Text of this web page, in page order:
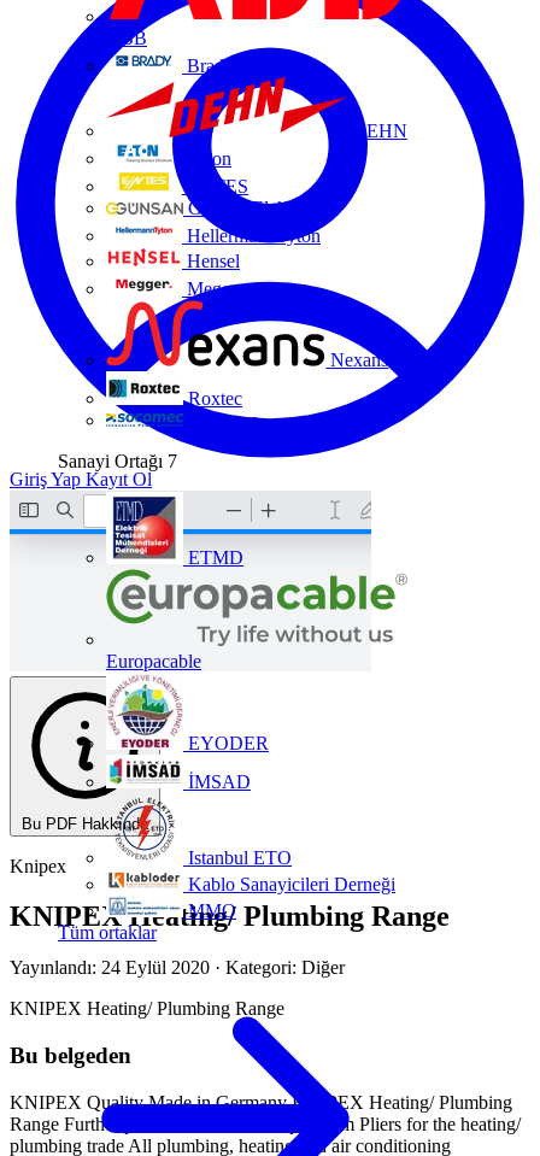
ABB
Brady
DEHN
Eaton
ENTES
Günsan Elektrik
HellermannTyton
Hensel
Megger
Nexans
Roxtec
Socomec
Sanayi Ortağı 7
ETMD
Europacable
EYODER
İMSAD
Istanbul ETO
Kablo Sanayicileri Derneği
MMO
Tüm ortaklar
Giriş Yap Kayıt Ol
Bu PDF Hakkında
Knipex
KNIPEX Heating/ Plumbing Range
Yayınlandı: 24 Eylül 2020 · Kategori: Diğer
KNIPEX Heating/ Plumbing Range
Bu belgeden
KNIPEX Quality Made in Germany KNIPEX Heating/ Plumbing
Range Further products on www.knipex.com Pliers for the heating/
plumbing trade All plumbing, heating and air conditioning